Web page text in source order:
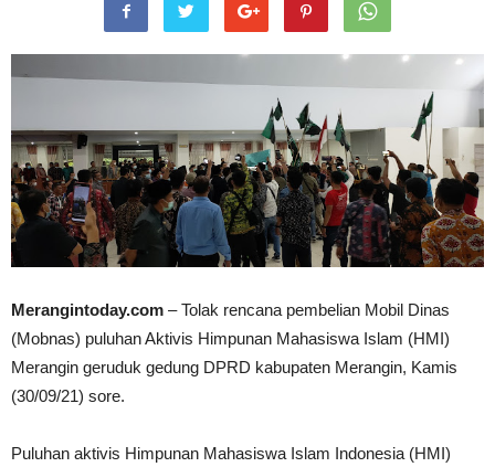
Merangintoday.com – Tolak rencana pembelian Mobil Dinas
(Mobnas) puluhan Aktivis Himpunan Mahasiswa Islam (HMI)
Merangin geruduk gedung DPRD kabupaten Merangin, Kamis
(30/09/21) sore.
Puluhan aktivis Himpunan Mahasiswa Islam Indonesia (HMI)